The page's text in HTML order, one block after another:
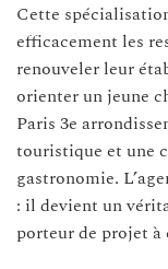
Cette
efficacement les
renouveler leur
orienter un jeune
Paris 3e
touristique et une
gastronomie.
: il devient un
porteur de projet à